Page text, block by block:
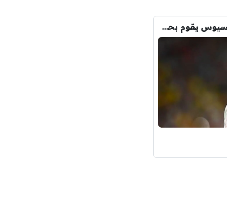
عاجل : “قبل التراجع ” فينيسيوس يقوم بحذف كل صوره مع ريال مدريد